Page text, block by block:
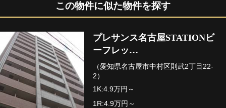
この物件に似た物件を探す
プレサンス名古屋STATIONビ
ーフレッ…
（愛知県名古屋市中村区則武2丁目22-
2）
1K:4.9万円～
1R:4.9万円～